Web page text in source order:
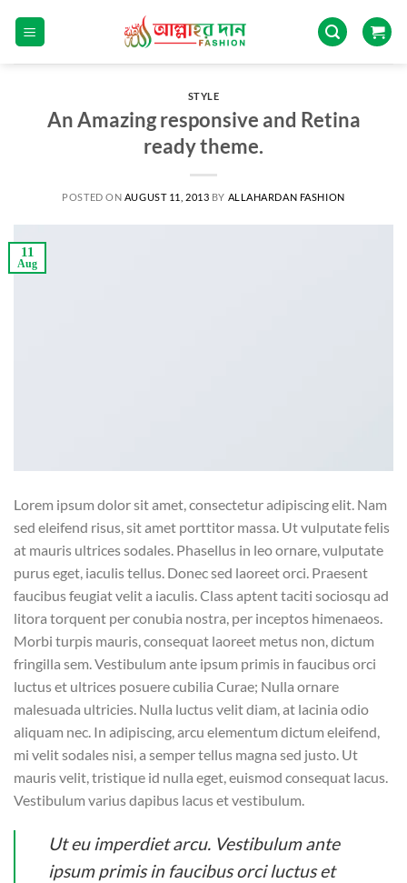
STYLE
An Amazing responsive and Retina
ready theme.
POSTED ON AUGUST 11, 2013 BY ALLAHARDAN FASHION
11
Aug
Lorem ipsum dolor sit amet, consectetur adipiscing elit. Nam
sed eleifend risus, sit amet porttitor massa. Ut vulputate felis
at mauris ultrices sodales. Phasellus in leo ornare, vulputate
purus eget, iaculis tellus. Donec sed laoreet orci. Praesent
faucibus feugiat velit a iaculis. Class aptent taciti sociosqu ad
litora torquent per conubia nostra, per inceptos himenaeos.
Morbi turpis mauris, consequat laoreet metus non, dictum
fringilla sem. Vestibulum ante ipsum primis in faucibus orci
luctus et ultrices posuere cubilia Curae; Nulla ornare
malesuada ultricies. Nulla luctus velit diam, at lacinia odio
aliquam nec. In adipiscing, arcu elementum dictum eleifend,
mi velit sodales nisi, a semper tellus magna sed justo. Ut
mauris velit, tristique id nulla eget, euismod consequat lacus.
Vestibulum varius dapibus lacus et vestibulum.
Ut eu imperdiet arcu. Vestibulum ante
ipsum primis in faucibus orci luctus et